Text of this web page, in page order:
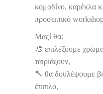
κομοδίνο, καρέκλα
προσωπικό
Μαζί θα:
🎨 επιλέξουμε
ταιριάζουν,
🔨 θα δουλέψουμε
έπιπλο,